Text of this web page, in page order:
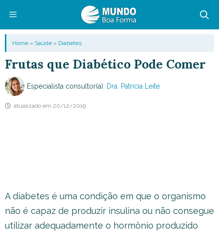
conteúdo
Menu
Home » Saúde » Diabetes
Frutas que Diabético Pode Comer
Especialista consultor(a): Dra. Patricia Leite
atualizado em 20/12/2019
A diabetes é uma condição em que o organismo
não é capaz de produzir insulina ou não consegue
utilizar adequadamente o hormônio produzido